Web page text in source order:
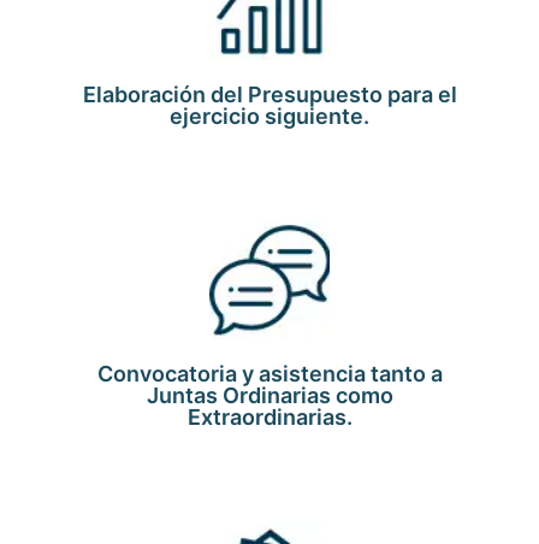
Elaboración del Presupuesto para el
ejercicio siguiente.
Convocatoria y asistencia tanto a
Juntas Ordinarias como
Extraordinarias.